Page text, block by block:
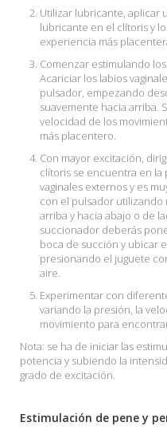
Utilizar lubricante, aplicar
lubricante en el clítoris y
experiencia más
Comenzar estimulando
Acariciar los labios
pulsador, empezando
suavemente hacia arriba.
velocidad de los
más placentero.
Con mayor excitación,
clítoris se encuentra en
vaginales externos y es
con el pulsador utilizando
arriba y hacia abajo o de
succionador deberás
boca de succión y ubicar
presionando el juguete
aire.
Experimentar con
variando la presión, la
movimiento para
Nota: se ha de iniciar las
potencia y subiendo la
grado de excitación.
Estimulación de pene y